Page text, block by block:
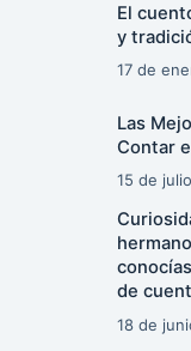
El
y
17 de
Las
Contar
15 de
de
18 de